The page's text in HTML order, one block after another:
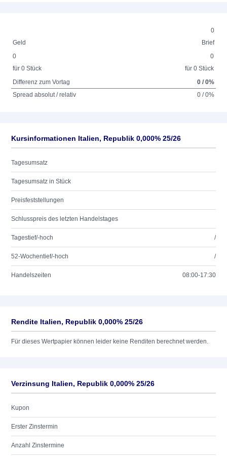
0
Geld
Brief
0
für 0 Stück
0
für 0 Stück
Differenz zum Vortag
0 / 0%
Spread absolut / relativ
0 / 0%
Kursinformationen Italien, Republik 0,000% 25/26
Tagesumsatz
Tagesumsatz in Stück
Preisfeststellungen
Schlusspreis des letzten Handelstages
Tagestief/-hoch /
52-Wochentief/-hoch /
Handelszeiten 08:00-17:30
Rendite Italien, Republik 0,000% 25/26
Für dieses Wertpapier können leider keine Renditen berechnet werden.
Verzinsung Italien, Republik 0,000% 25/26
Kupon
Erster Zinstermin
Anzahl Zinstermine